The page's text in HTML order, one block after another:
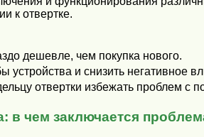
к отвертке.
дешевле, чем покупка нового.
устройства и снизить негативное
отвертки избежать проблем с
в чем заключается